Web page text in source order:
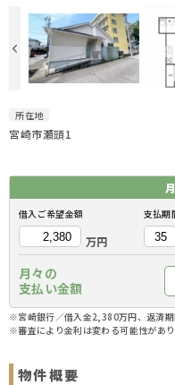
所在地
宮崎市瀬頭1
借入ご希望金額
万円
支払期
月々の
支払い金額
※宮崎銀行／借入金2,380万円、返済
※審査により金利は変わる可能性があり
物件概要